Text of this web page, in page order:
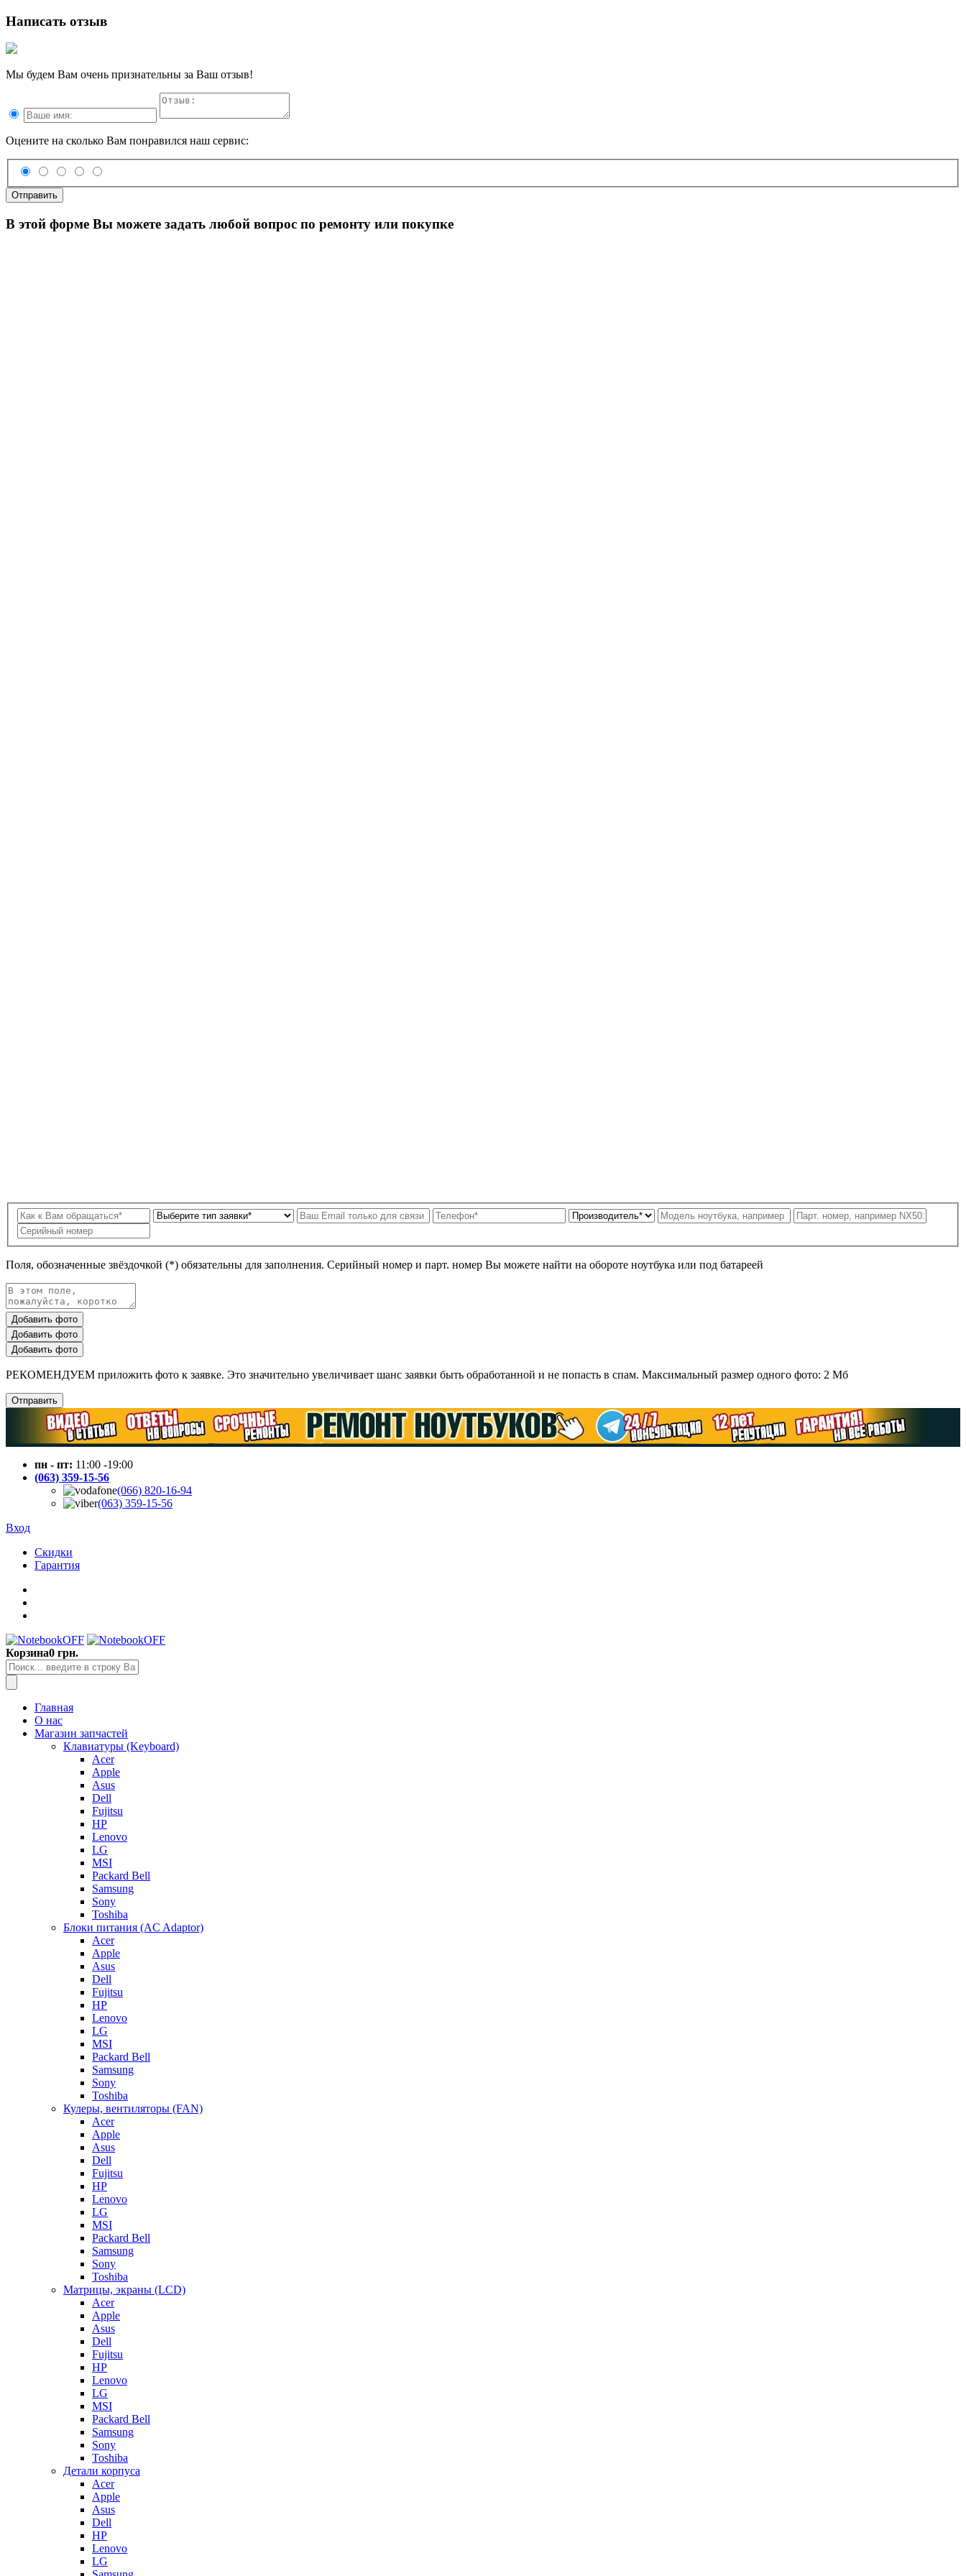
Написать отзыв
Мы будем Вам очень признательны за Ваш отзыв!
Оцените на сколько Вам понравился наш сервис:
Отправить
В этой форме Вы можете задать любой вопрос по ремонту или покупке
Поля, обозначенные звёздочкой (*) обязательны для заполнения. Серийный номер и парт. номер Вы можете найти на обороте ноутбука или под батареей
Добавить фото
Добавить фото
Добавить фото
РЕКОМЕНДУЕМ приложить фото к заявке. Это значительно увеличивает шанс заявки быть обработанной и не попасть в спам. Максимальный размер одного фото: 2 Мб
Отправить
пн - пт: 11:00 -19:00
(063) 359-15-56
(066) 820-16-94
(063) 359-15-56
Вход
Скидки
Гарантия
Корзина0 грн.
Главная
О нас
Магазин запчастей
Клавиатуры (Keyboard)
Acer
Apple
Asus
Dell
Fujitsu
HP
Lenovo
LG
MSI
Packard Bell
Samsung
Sony
Toshiba
Блоки питания (AC Adaptor)
Acer
Apple
Asus
Dell
Fujitsu
HP
Lenovo
LG
MSI
Packard Bell
Samsung
Sony
Toshiba
Кулеры, вентиляторы (FAN)
Acer
Apple
Asus
Dell
Fujitsu
HP
Lenovo
LG
MSI
Packard Bell
Samsung
Sony
Toshiba
Матрицы, экраны (LCD)
Acer
Apple
Asus
Dell
Fujitsu
HP
Lenovo
LG
MSI
Packard Bell
Samsung
Sony
Toshiba
Детали корпуса
Acer
Apple
Asus
Dell
HP
Lenovo
LG